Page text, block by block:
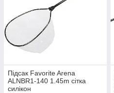
Підсак Favorite Arena
ALNBR1-140 1.45m сітка
силікон